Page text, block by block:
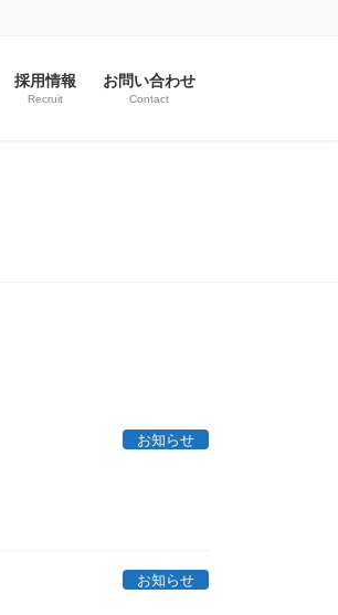
採用情報
Recruit
お問い合わせ
Contact
お知らせ
お知らせ